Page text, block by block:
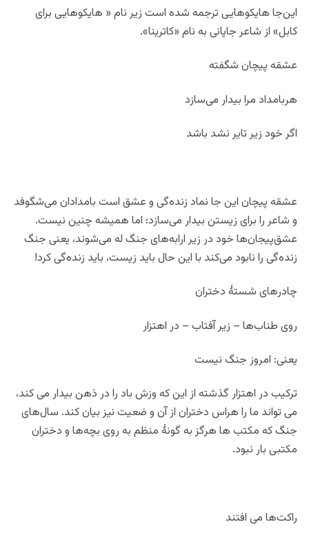
این‌جا هایکوهایی ترجمه شده است زیر نام « هایکوهایی برای
کابل» از شاعر جاپانی به نام «کاترینا».
عشقه پیچان شگفته
هربامداد مرا بیدار می‌سازد
اگر خود زیر تایر نشد باشد
عشقه پیچان این جا نماد زنده‌گی و عشق است بامدادان می‌شگوفد
و شاعر را برای زیستن بیدار می‌سازد؛ اما همیشه چنین نیست.
عشق‌پیجان‌ها خود در زیر ارابه‌های جنگ له می‌شوند، یعنی جنگ
زنده‌گی را نابود می‌کند با این حال باید زیست، باید زنده‌گی کرد!
چادرهای شستۀ دختران
روی طناب‌ها – زیر آفتاب – در اهتزار
یعنی: امروز جنگ نیست
ترکیب در اهتزار گذشته از این که وزش باد را در ذهن بیدار می کند،
می تواند ما را هراس دختران از آن و ضعیت نیز بیان کند. سال‌های
جنگ که مکتب ها هرگز به گونۀ منظم به روی بچه‌ها و دختران
مکتبی بار نبود.
راکت‌ها می افتند